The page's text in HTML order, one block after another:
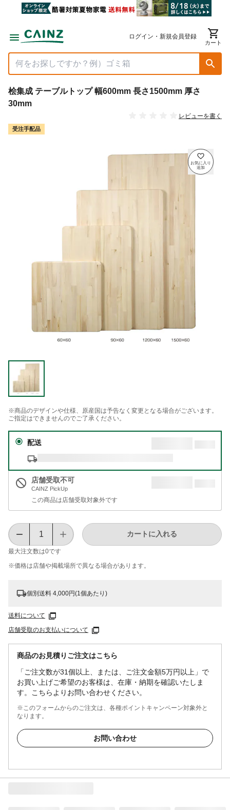
ログイン・新規会員登録
カート
桧集成 テーブルトップ 幅600mm 長さ1500mm 厚さ
30mm
レビューを書く
受注手配品
※商品のデザインや仕様、原産国は予告なく変更となる場合がございます。
ご指定はできませんのでご了承ください。
配送
店舗受取不可
CAINZ PickUp
この商品は店舗受取対象外です
最大注文数は0です
カートに入れる
※価格は​店舗や​掲載場所で​異なる​場合が​あります。
個別送料 4,000円(1個あたり)
送料について
店舗受取のお支払いについて
商品のお見積りご注文はこちら
「ご注文数が31個以上、または、ご注文金額5万円以上」で
お買い上げご希望のお客様は、在庫・納期を確認いたしま
す。こちらよりお問い合わせください。
※このフォームからのご注文は、各種ポイントキャンペーン対象外と
なります。
お問い合わせ